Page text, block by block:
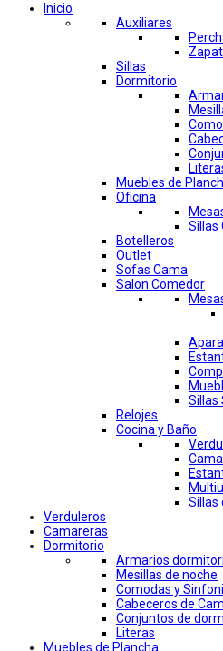
Inicio
Auxiliares
Sillas
Dormitorio
Muebles de
Oficina
Sillas
Botelleros
Outlet
Sofas Cama
Salon Comedor
Sillas
Relojes
Cocina y Baño
Sillas
Verduleros
Camareras
Dormitorio
Armarios
Mesillas de noche
Comodas y
Cabeceros de
Conjuntos de
Literas
Muebles de Plancha